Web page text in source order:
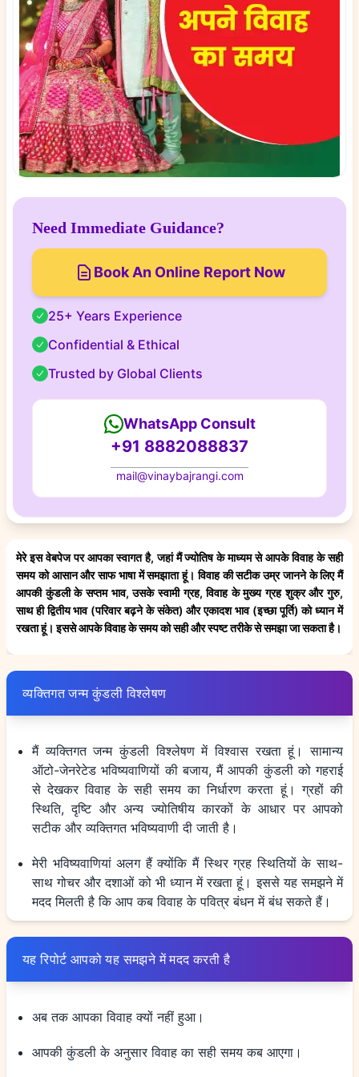
Need Immediate Guidance?
Book An Online Report Now
25+ Years Experience
Confidential & Ethical
Trusted by Global Clients
WhatsApp Consult
+91 8882088837
mail@vinaybajrangi.com
मेरे इस वेबपेज पर आपका स्वागत है, जहां मैं ज्योतिष के माध्यम से आपके विवाह के सही
समय को आसान और साफ भाषा में समझाता हूं। विवाह की सटीक उम्र जानने के लिए मैं
आपकी कुंडली के सप्तम भाव, उसके स्वामी ग्रह, विवाह के मुख्य ग्रह शुक्र और गुरु,
साथ ही द्वितीय भाव (परिवार बढ़ने के संकेत) और एकादश भाव (इच्छा पूर्ति) को ध्यान में
रखता हूं। इससे आपके विवाह के समय को सही और स्पष्ट तरीके से समझा जा सकता है।
व्यक्तिगत जन्म कुंडली विश्लेषण
मैं व्यक्तिगत जन्म कुंडली विश्लेषण में विश्वास रखता हूं। सामान्य
ऑटो-जेनरेटेड भविष्यवाणियों की बजाय, मैं आपकी कुंडली को गहराई
से देखकर विवाह के सही समय का निर्धारण करता हूं। ग्रहों की
स्थिति, दृष्टि और अन्य ज्योतिषीय कारकों के आधार पर आपको
सटीक और व्यक्तिगत भविष्यवाणी दी जाती है।
मेरी भविष्यवाणियां अलग हैं क्योंकि मैं स्थिर ग्रह स्थितियों के साथ-
साथ गोचर और दशाओं को भी ध्यान में रखता हूं। इससे यह समझने में
मदद मिलती है कि आप कब विवाह के पवित्र बंधन में बंध सकते हैं।
यह रिपोर्ट आपको यह समझने में मदद करती है
अब तक आपका विवाह क्यों नहीं हुआ।
आपकी कुंडली के अनुसार विवाह का सही समय कब आएगा।